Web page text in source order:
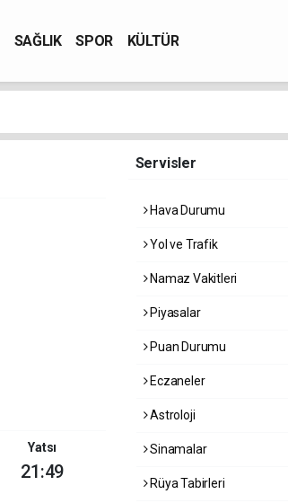
SAĞLIK SPOR KÜLTÜR
Yatsı
21:49
Servisler
Hava Durumu
Yol ve Trafik
Namaz Vakitleri
Piyasalar
Puan Durumu
Eczaneler
Astroloji
Sinamalar
Rüya Tabirleri